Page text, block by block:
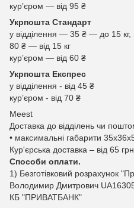
курʼєром — від 95 ₴
Укрпошта Стандарт
у відділення — 35 ₴ — до 15
80 ₴ — від 15 кг
курʼєром — від 60 ₴
Укрпошта Експрес
у відділення - від 45 ₴
курʼєром - від 70 ₴
Meest
Доставка до відділень чи
• максимальні габарити
Кур'єрська доставка – від 65
Способи оплати.
1) Безготівковий розрахунок
Володимир Дмитрович
КБ "ПРИВАТБАНК"